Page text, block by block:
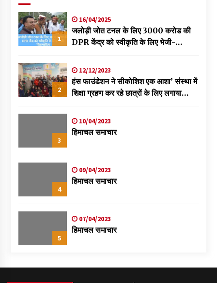
1
16/04/2025
जलोड़ी जोत टनल के लिए 3000 करोड की
DPR केंद्र को स्वीकृति के लिए भेजी-
2
12/12/2023
हंस फाउंडेशन ने सीकोशिश एक आशा’ संस्था में
शिक्षा ग्रहण कर रहे छात्रों के लिए लगाया
3
10/04/2023
हिमाचल समाचार
4
09/04/2023
हिमाचल समाचार
5
07/04/2023
हिमाचल समाचार